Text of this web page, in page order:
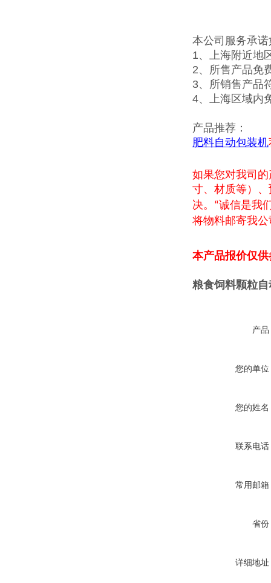
本公司服务承
1、上海附近地
2、所售产品免
3、所销售产品
4、上海区域内
产品推荐：
肥料自动包装机
如果您对我司
寸、材质等）
决。 “诚信是我
将物料邮寄我
本产品报价仅
粮食饲料颗粒
产品
您的单位
您的姓名
联系电话
常用邮箱
省份
详细地址